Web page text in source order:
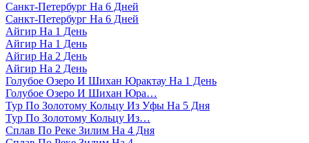
Санкт-Петербург На 6 Дней
Санкт-Петербург На 6 Дней
Айгир На 1 День
Айгир На 1 День
Айгир На 2 День
Айгир На 2 День
Голубое Озеро И Шихан Юрактау На 1 День
Голубое Озеро И Шихан Юра…
Тур По Золотому Кольцу Из Уфы На 5 Дня
Тур По Золотому Кольцу Из…
Сплав По Реке Зилим На 4 Дня